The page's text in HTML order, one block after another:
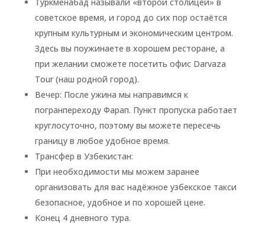
советское время, и город до сих пор остаётся
крупным культурным и экономическим центром.
Здесь вы поужинаете в хорошем ресторане, а
при желании сможете посетить офис Darvaza
Tour (наш родной город).
Вечер: После ужина мы направимся к
погранпереходу Фарап. Пункт пропуска работает
круглосуточно, поэтому вы можете пересечь
границу в любое удобное время.
Трансфер в Узбекистан:
При необходимости мы можем заранее
организовать для вас надёжное узбекское такси
безопасное, удобное и по хорошей цене.
Конец 4 дневного тура.